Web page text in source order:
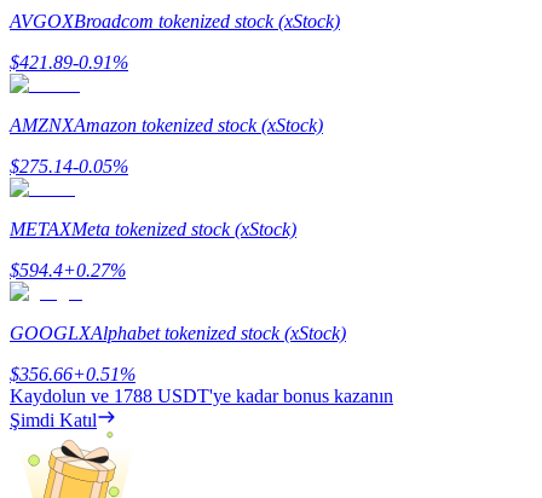
Yönlendirme
Arkadaşını davet et, nakit ödüller kazan
BTC Welcome Rewards
AVGOXBroadcom tokenized stock (xStock)
$421.89-0.91%
AMZNXAmazon tokenized stock (xStock)
$275.14-0.05%
METAXMeta tokenized stock (xStock)
$594.4+0.27%
GOOGLXAlphabet tokenized stock (xStock)
$356.66+0.51%
Kaydolun ve 1788 USDT'ye kadar bonus kazanın
Şimdi Katıl